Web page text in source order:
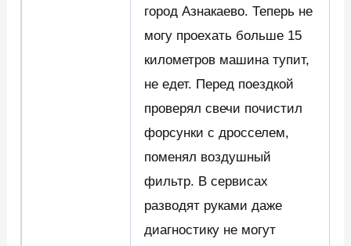
город Азнакаево. Теперь не
могу проехать больше 15
километров машина тупит,
не едет. Перед поездкой
проверял свечи почистил
форсунки с дросселем,
поменял воздушный
фильтр. В сервисах
разводят руками даже
диагностику не могут